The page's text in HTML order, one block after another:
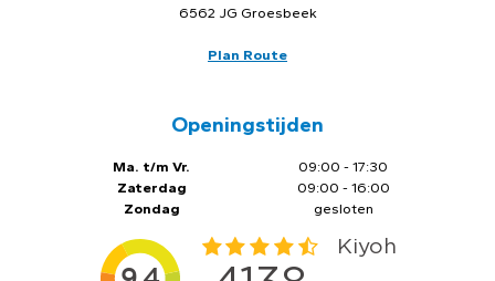
6562 JG Groesbeek
Plan Route
Openingstijden
Ma. t/m Vr.
Zaterdag
Zondag
09:00 - 17:30
09:00 - 16:00
gesloten